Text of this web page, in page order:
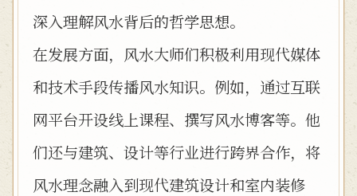
深入理解风水背后的哲学思想。
在发展方面，风水大师们积极利用现代媒体
和技术手段传播风水知识。例如，通过互联
网平台开设线上课程、撰写风水博客等。他
们还与建筑、设计等行业进行跨界合作，将
风水理念融入到现代建筑设计和室内装修